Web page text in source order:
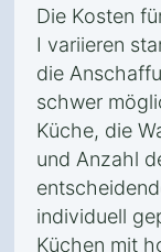
Die Kosten
I variieren
die
schwer
Küche, die
und Anzahl
individuell
Küchen mit